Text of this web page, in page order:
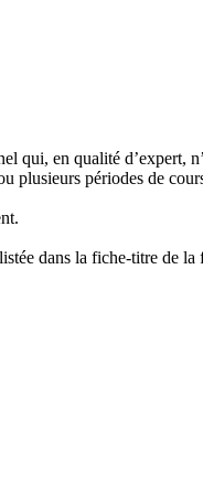
qui, en qualité d’expert,
plusieurs périodes de
dans la fiche-titre de